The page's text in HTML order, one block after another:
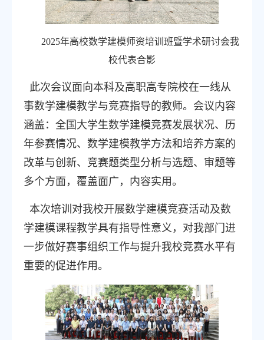
2025年高校数学建模师资培训班暨学术研讨会我
校代表合影
此次会议面向本科及高职高专院校在一线从
事数学建模教学与竞赛指导的教师。会议内容
涵盖：全国大学生数学建模竞赛发展状况、历
年参赛情况、数学建模教学方法和培养方案的
改革与创新、竞赛题类型分析与选题、审题等
多个方面，覆盖面广，内容实用。
本次培训对我校开展数学建模竞赛活动及数
学建模课程教学具有指导性意义，对我部门进
一步做好赛事组织工作与提升我校竞赛水平有
重要的促进作用。